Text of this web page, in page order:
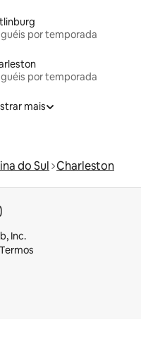
por temporada
por temporada
mais
do Sul Charleston
Inc.
Termos